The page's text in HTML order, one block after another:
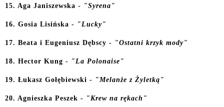
15. Aga Janiszewska - "Syrena"
16. Gosia Lisińska - "Lucky"
17. Beata i Eugeniusz Dębscy - "Ostatni krzyk mody"
18. Hector Kung - "La Polonaise"
19. Łukasz Gołębiewski - "Melanże z Żyletką"
20. Agnieszka Peszek - "Krew na rękach"